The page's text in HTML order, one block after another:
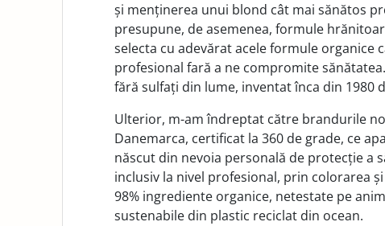
și menținerea unui blond cât mai sănătos
presupune, de asemenea, formule
selecta cu adevărat acele formule
profesional fară a ne compromite
fără sulfați din lume, inventat înca din 1980
Ulterior, m-am îndreptat către brandurile
Danemarca, certificat la 360 de grade, ce
născut din nevoia personală de protecție a
inclusiv la nivel profesional, prin colorarea
98% ingrediente organice, netestate pe
sustenabile din plastic reciclat din ocean.